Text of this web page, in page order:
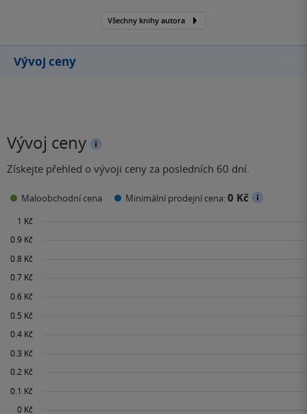
Všechny knihy autora
Vývoj ceny
Vývoj ceny
Získejte přehled o vývoji ceny za posledních 60 dní.
Maloobchodní cena Minimální prodejní cena:0 Kč